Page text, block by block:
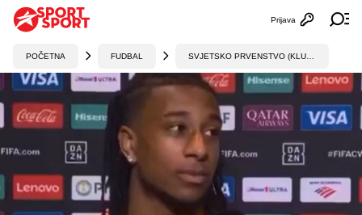
Otvori
Prijava
POČETNA FUDBAL